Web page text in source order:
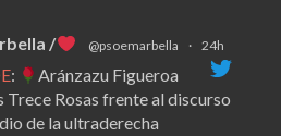
/ @psoemarbella · 24h
:
Aránzazu Figueroa
Trece Rosas frente al discurso
de la ultraderecha